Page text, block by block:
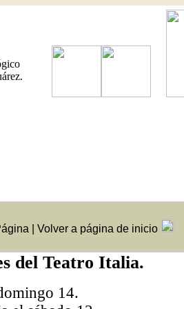
Volver a página de inicio
del Teatro Italia.
14.